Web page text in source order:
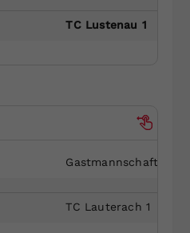
TC Lustenau 1
Gastmannschaft
TC Lauterach 1